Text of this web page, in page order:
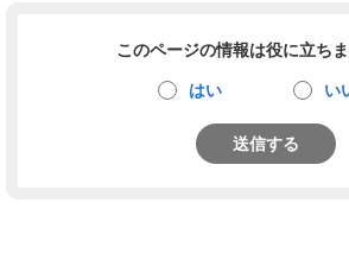
このページの情報は役に立ち
はい い
送信する